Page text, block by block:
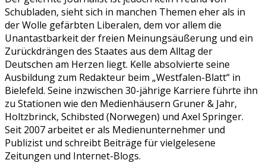
Schubladen, sieht sich in manchen Themen eher als in
der Wolle gefärbten Liberalen, dem vor allem die
Unantastbarkeit der freien Meinungsäußerung und ein
Zurückdrängen des Staates aus dem Alltag der
Deutschen am Herzen liegt. Kelle absolvierte seine
Ausbildung zum Redakteur beim „Westfalen-Blatt“ in
Bielefeld. Seine inzwischen 30-jährige Karriere führte ihn
zu Stationen wie den Medienhäusern Gruner & Jahr,
Holtzbrinck, Schibsted (Norwegen) und Axel Springer.
Seit 2007 arbeitet er als Medienunternehmer und
Publizist und schreibt Beiträge für vielgelesene
Zeitungen und Internet-Blogs.